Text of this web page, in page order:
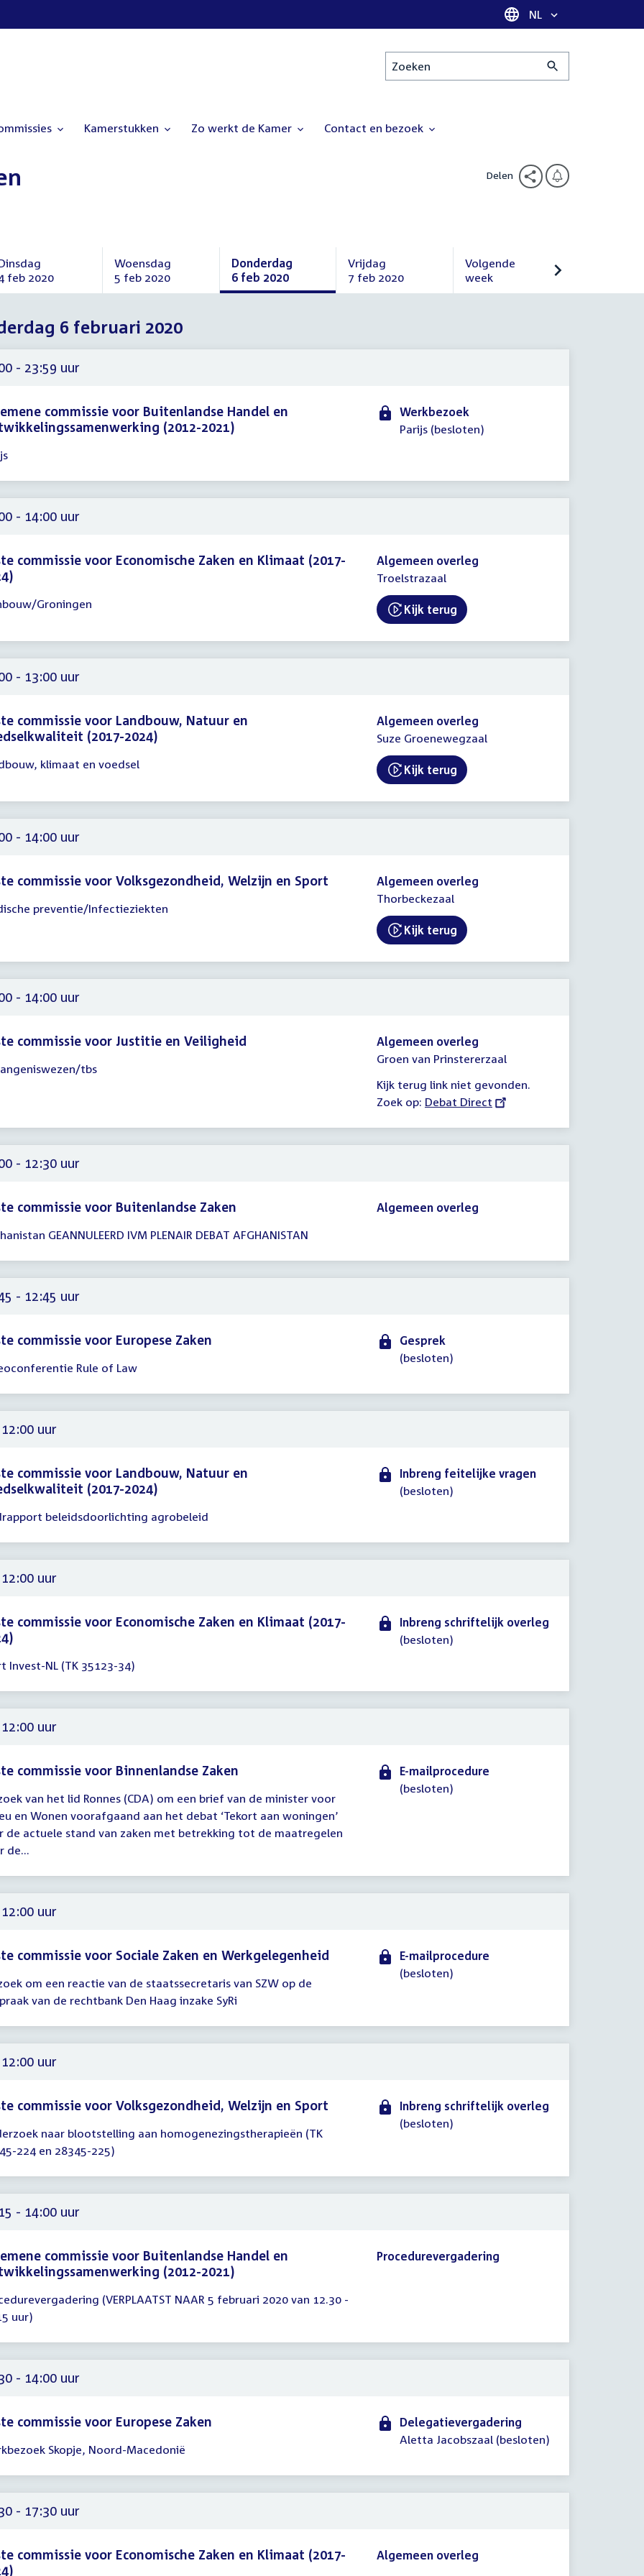
Taal selectie
NL
Zoeken
Kamerstukken Zo werkt de Kamer Contact en bezoek
Delen
feb 2020
februari
Woensdag
5 feb 2020
Woensdag
februari
2020
Donderdag
6 feb 2020
Donderdag
Vrijdag
7 feb 2020
Vrijdag
Volgende
week
Volgende
6 februari 2020
- 23:59 uur
commissie voor Buitenlandse Handel en
(2012-2021)
Werkbezoek
Parijs (besloten)
- 14:00 uur
commissie voor Economische Zaken en Klimaat (2017-
Groningen
Algemeen overleg
Troelstrazaal
External link:
Kijk terug
- 13:00 uur
commissie voor Landbouw, Natuur en
(2017-2024)
klimaat en voedsel
Algemeen overleg
Suze Groenewegzaal
External link:
Kijk terug
- 14:00 uur
commissie voor Volksgezondheid, Welzijn en Sport
preventie/Infectieziekten
Algemeen overleg
Thorbeckezaal
External link:
Kijk terug
- 14:00 uur
commissie voor Justitie en Veiligheid
tbs
Algemeen overleg
Groen van Prinstererzaal
Kijk terug link niet gevonden.
Zoek op: External
Debat Direct
- 12:30 uur
commissie voor Buitenlandse Zaken
GEANNULEERD IVM PLENAIR DEBAT AFGHANISTAN
Algemeen overleg
- 12:45 uur
commissie voor Europese Zaken
Rule of Law
Gesprek
(besloten)
uur
commissie voor Landbouw, Natuur en
(2017-2024)
beleidsdoorlichting agrobeleid
Inbreng feitelijke vragen
(besloten)
uur
commissie voor Economische Zaken en Klimaat (2017-
Invest-NL (TK 35123-34)
Inbreng schriftelijk overleg
(besloten)
uur
commissie voor Binnenlandse Zaken
van het lid Ronnes (CDA) om een brief van de minister voor
en Wonen voorafgaand aan het debat ‘Tekort aan woningen’
de actuele stand van zaken met betrekking tot de maatregelen
de...
E-mailprocedure
(besloten)
uur
commissie voor Sociale Zaken en Werkgelegenheid
om een reactie van de staatssecretaris van SZW op de
van de rechtbank Den Haag inzake SyRi
E-mailprocedure
(besloten)
uur
commissie voor Volksgezondheid, Welzijn en Sport
naar blootstelling aan homogenezingstherapieën (TK
224 en 28345-225)
Inbreng schriftelijk overleg
(besloten)
- 14:00 uur
commissie voor Buitenlandse Handel en
(2012-2021)
(VERPLAATST NAAR 5 februari 2020 van 12.30 -
uur)
Procedurevergadering
- 14:00 uur
commissie voor Europese Zaken
Skopje, Noord-Macedonië
Delegatievergadering
Aletta Jacobszaal (besloten)
- 17:30 uur
commissie voor Economische Zaken en Klimaat (2017-
Algemeen overleg